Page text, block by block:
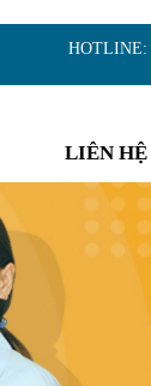
HOTLINE:
LIÊN HỆ